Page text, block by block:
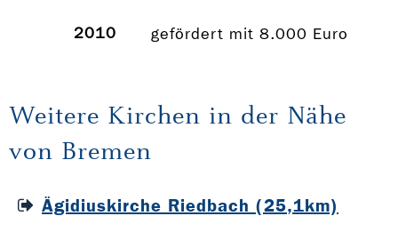
2010 gefördert mit 8.000 Euro
Weitere Kirchen in der Nähe
von Bremen
Ägidiuskirche Riedbach (25,1km)